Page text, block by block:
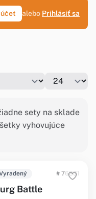
alebo Prihlásiť sa
sety na sklade
vyhovujúce
# 76831
Battle